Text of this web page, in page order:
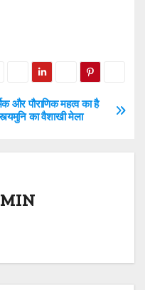
और पौराणिक महत्व का है
का वैशाखी मेला